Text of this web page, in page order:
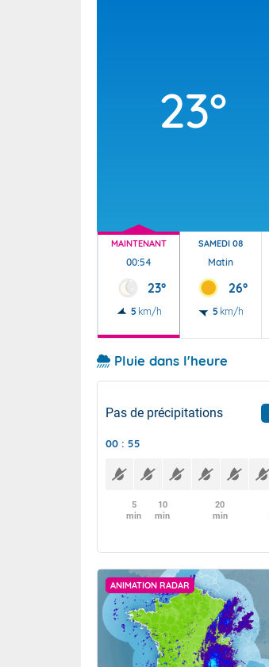
23°
MAINTENANT
00:54
23°
5 km/h
SAMEDI 08
Matin
26°
5 km/h
Pluie dans l'heure
Pas de précipitations
00 : 55
5
min
10
min
20
min
ANIMATION RADAR